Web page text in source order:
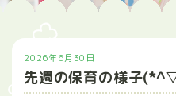
2026年6月30日
先週の保育の様子